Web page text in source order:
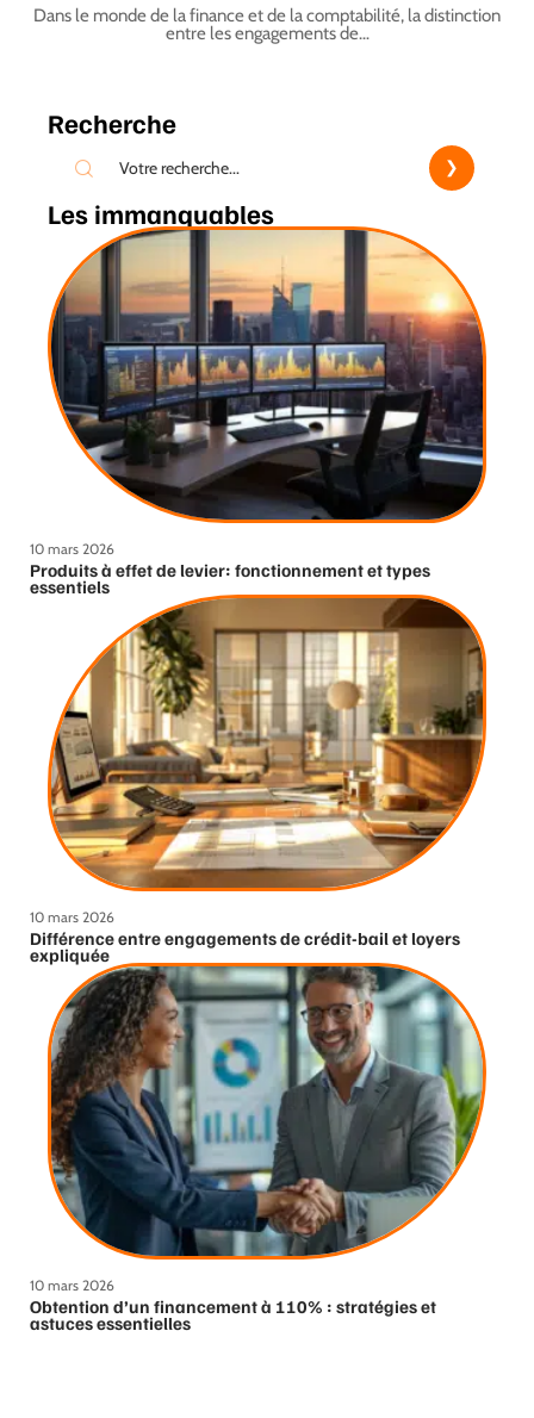
Dans le monde de la finance et de la comptabilité, la distinction
entre les engagements de…
Recherche
Les immanquables
10 mars 2026
Produits à effet de levier: fonctionnement et types
essentiels
10 mars 2026
Différence entre engagements de crédit-bail et loyers
expliquée
10 mars 2026
Obtention d’un financement à 110% : stratégies et
astuces essentielles